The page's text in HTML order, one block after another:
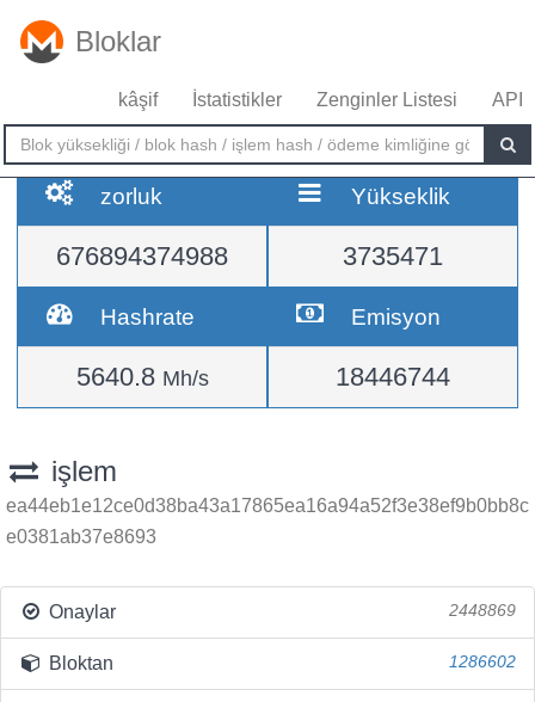
Bloklar
kâşif İstatistikler Zenginler Listesi API
zorluk
676894374988
Yükseklik
3735471
Hashrate
5640.8 Mh/s
Emisyon
18446744
işlem
ea44eb1e12ce0d38ba43a17865ea16a94a52f3e38ef9b0bb8c
e0381ab37e8693
Onaylar 2448869
Bloktan 1286602